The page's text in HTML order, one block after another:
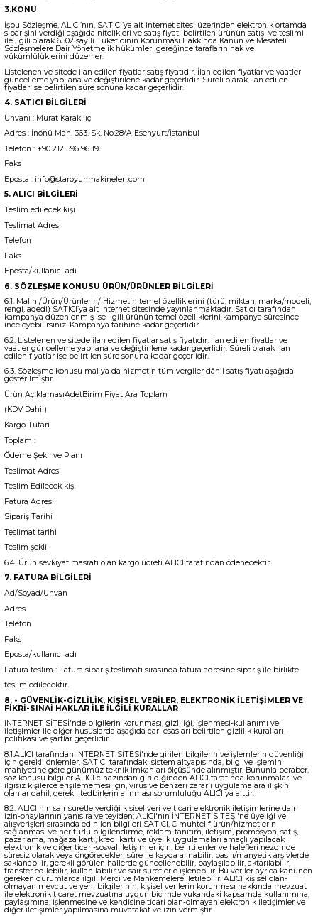
3.KONU
İşbu Sözleşme, ALICI’nın, SATICI’ya ait internet sitesi üzerinden elektronik ortamda
siparişini verdiği aşağıda nitelikleri ve satış fiyatı belirtilen ürünün satışı ve teslimi
ile ilgili olarak 6502 sayılı Tüketicinin Korunması Hakkında Kanun ve Mesafeli
Sözleşmelere Dair Yönetmelik hükümleri gereğince tarafların hak ve
yükümlülüklerini düzenler.
Listelenen ve sitede ilan edilen fiyatlar satış fiyatıdır. İlan edilen fiyatlar ve vaatler
güncelleme yapılana ve değiştirilene kadar geçerlidir. Süreli olarak ilan edilen
fiyatlar ise belirtilen süre sonuna kadar geçerlidir.
4. SATICI BİLGİLERİ
Ünvanı : Murat Karakılıç
Adres : İnönü Mah. 363. Sk. No:28/A Esenyurt/İstanbul
Telefon : +90 212 596 96 19
Faks
Eposta : info@staroyunmakineleri.com
5. ALICI BİLGİLERİ
Teslim edilecek kişi
Teslimat Adresi
Telefon
Faks
Eposta/kullanıcı adı
6. SÖZLEŞME KONUSU ÜRÜN/ÜRÜNLER BİLGİLERİ
6.1. Malın /Ürün/Ürünlerin/ Hizmetin temel özelliklerini (türü, miktarı, marka/modeli,
rengi, adedi) SATICI’ya ait internet sitesinde yayınlanmaktadır. Satıcı tarafından
kampanya düzenlenmiş ise ilgili ürünün temel özelliklerini kampanya süresince
inceleyebilirsiniz. Kampanya tarihine kadar geçerlidir.
6.2. Listelenen ve sitede ilan edilen fiyatlar satış fiyatıdır. İlan edilen fiyatlar ve
vaatler güncelleme yapılana ve değiştirilene kadar geçerlidir. Süreli olarak ilan
edilen fiyatlar ise belirtilen süre sonuna kadar geçerlidir.
6.3. Sözleşme konusu mal ya da hizmetin tüm vergiler dâhil satış fiyatı aşağıda
gösterilmiştir.
Ürün AçıklamasıAdetBirim FiyatıAra Toplam
(KDV Dahil)
Kargo Tutarı
Toplam :
Ödeme Şekli ve Planı
Teslimat Adresi
Teslim Edilecek kişi
Fatura Adresi
Sipariş Tarihi
Teslimat tarihi
Teslim şekli
6.4. Ürün sevkiyat masrafı olan kargo ücreti ALICI tarafından ödenecektir.
7. FATURA BİLGİLERİ
Ad/Soyad/Unvan
Adres
Telefon
Faks
Eposta/kullanıcı adı
Fatura teslim : Fatura sipariş teslimatı sırasında fatura adresine sipariş ile birlikte
teslim edilecektir.
8. - GÜVENLİK-GİZLİLİK, KİŞİSEL VERİLER, ELEKTRONİK İLETİŞİMLER VE
FİKRİ-SINAİ HAKLAR İLE İLGİLİ KURALLAR
INTERNET SİTESİ'nde bilgilerin korunması, gizliliği, işlenmesi-kullanımı ve
iletişimler ile diğer hususlarda aşağıda cari esasları belirtilen gizlilik kuralları-
politikası ve şartlar geçerlidir.
8.1.ALICI tarafından İNTERNET SİTESİ'nde girilen bilgilerin ve işlemlerin güvenliği
için gerekli önlemler, SATICI tarafındaki sistem altyapısında, bilgi ve işlemin
mahiyetine göre günümüz teknik imkanları ölçüsünde alınmıştır. Bununla beraber,
söz konusu bilgiler ALICI cihazından girildiğinden ALICI tarafında korunmaları ve
ilgisiz kişilerce erişilememesi için, virüs ve benzeri zararlı uygulamalara ilişkin
olanlar dahil, gerekli tedbirlerin alınması sorumluluğu ALICI'ya aittir.
8.2. ALICI'nın sair suretle verdiği kişisel veri ve ticari elektronik iletişimlerine dair
izin-onaylarının yanısıra ve teyiden; ALICI'nın İNTERNET SİTESİ'ne üyeliği ve
alışverişleri sırasında edinilen bilgileri SATICI, C muhtelif ürün/hizmetlerin
sağlanması ve her türlü bilgilendirme, reklam-tanıtım, iletişim, promosyon, satış,
pazarlama, mağaza kartı, kredi kartı ve üyelik uygulamaları amaçlı yapılacak
elektronik ve diğer ticari-sosyal iletişimler için, belirtilenler ve halefleri nezdinde
süresiz olarak veya öngörecekleri süre ile kayda alınabilir, basılı/manyetik arşivlerde
saklanabilir, gerekli görülen hallerde güncellenebilir, paylaşılabilir, aktarılabilir,
transfer edilebilir, kullanılabilir ve sair suretlerle işlenebilir. Bu veriler ayrıca kanunen
gereken durumlarda ilgili Merci ve Mahkemelere iletilebilir. ALICI kişisel olan-
olmayan mevcut ve yeni bilgilerinin, kişisel verilerin korunması hakkında mevzuat
ile elektronik ticaret mevzuatına uygun biçimde yukarıdaki kapsamda kullanımına,
paylaşımına, işlenmesine ve kendisine ticari olan-olmayan elektronik iletişimler ve
diğer iletişimler yapılmasına muvafakat ve izin vermiştir.